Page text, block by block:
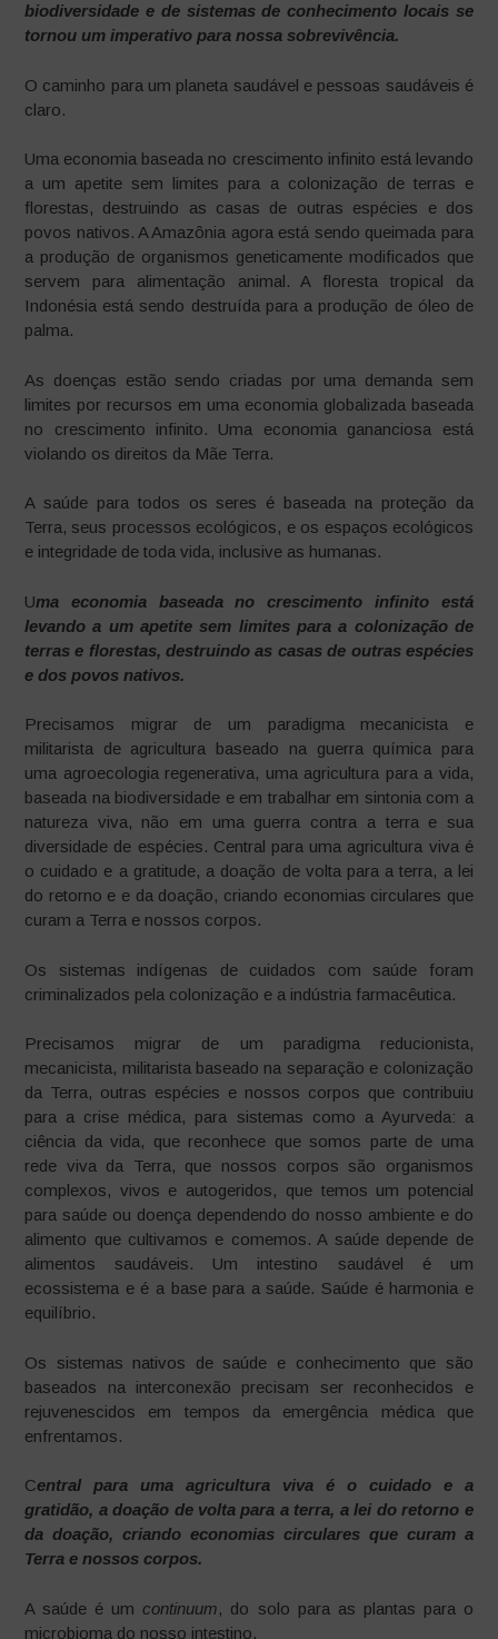
biodiversidade e de sistemas de conhecimento locais se
tornou um imperativo para nossa sobrevivência.
O caminho para um planeta saudável e pessoas saudáveis é
claro.
Uma economia baseada no crescimento infinito está levando
a um apetite sem limites para a colonização de terras e
florestas, destruindo as casas de outras espécies e dos
povos nativos. A Amazônia agora está sendo queimada para
a produção de organismos geneticamente modificados que
servem para alimentação animal. A floresta tropical da
Indonésia está sendo destruída para a produção de óleo de
palma.
As doenças estão sendo criadas por uma demanda sem
limites por recursos em uma economia globalizada baseada
no crescimento infinito. Uma economia gananciosa está
violando os direitos da Mãe Terra.
A saúde para todos os seres é baseada na proteção da
Terra, seus processos ecológicos, e os espaços ecológicos
e integridade de toda vida, inclusive as humanas.
Uma economia baseada no crescimento infinito está
levando a um apetite sem limites para a colonização de
terras e florestas, destruindo as casas de outras espécies
e dos povos nativos.
Precisamos migrar de um paradigma mecanicista e
militarista de agricultura baseado na guerra química para
uma agroecologia regenerativa, uma agricultura para a vida,
baseada na biodiversidade e em trabalhar em sintonia com a
natureza viva, não em uma guerra contra a terra e sua
diversidade de espécies. Central para uma agricultura viva é
o cuidado e a gratitude, a doação de volta para a terra, a lei
do retorno e e da doação, criando economias circulares que
curam a Terra e nossos corpos.
Os sistemas indígenas de cuidados com saúde foram
criminalizados pela colonização e a indústria farmacêutica.
Precisamos migrar de um paradigma reducionista,
mecanicista, militarista baseado na separação e colonização
da Terra, outras espécies e nossos corpos que contribuiu
para a crise médica, para sistemas como a Ayurveda: a
ciência da vida, que reconhece que somos parte de uma
rede viva da Terra, que nossos corpos são organismos
complexos, vivos e autogeridos, que temos um potencial
para saúde ou doença dependendo do nosso ambiente e do
alimento que cultivamos e comemos. A saúde depende de
alimentos saudáveis. Um intestino saudável é um
ecossistema e é a base para a saúde. Saúde é harmonia e
equilíbrio.
Os sistemas nativos de saúde e conhecimento que são
baseados na interconexão precisam ser reconhecidos e
rejuvenescidos em tempos da emergência médica que
enfrentamos.
Central para uma agricultura viva é o cuidado e a
gratidão, a doação de volta para a terra, a lei do retorno e
da doação, criando economias circulares que curam a
Terra e nossos corpos.
A saúde é umcontinuum, do solo para as plantas para o
microbioma do nosso intestino.